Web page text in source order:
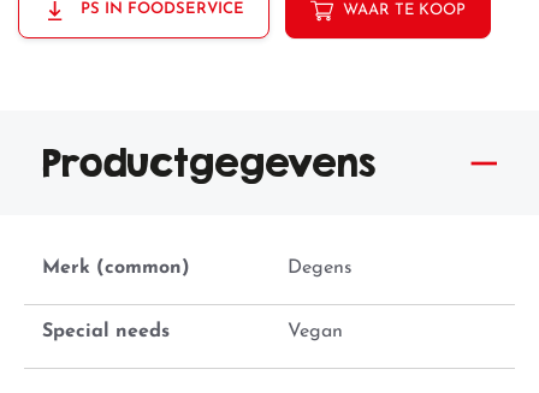
PS IN FOODSERVICE WAAR TE KOOP
Productgegevens
Merk (common) Degens
Special needs Vegan